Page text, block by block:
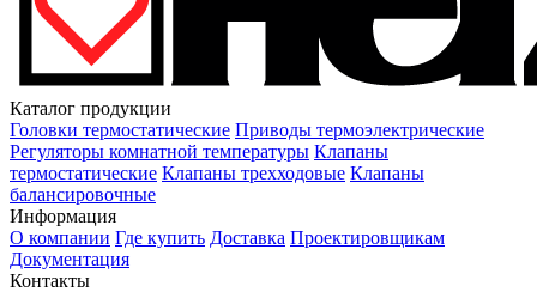
Каталог продукции
Головки термостатические Приводы термоэлектрические
Регуляторы комнатной температуры Клапаны
термостатические Клапаны трехходовые Клапаны
балансировочные
Информация
О компании Где купить Доставка Проектировщикам
Документация
Контакты